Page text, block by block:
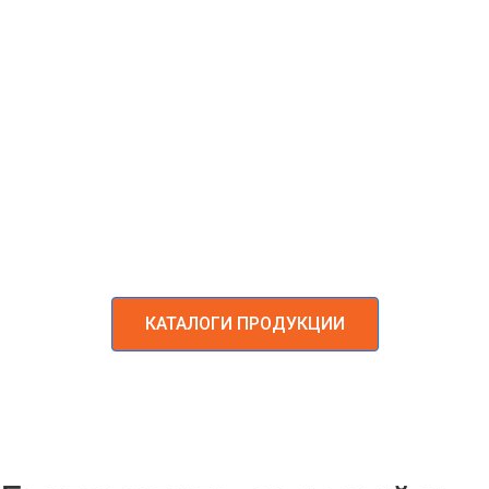
КАТАЛОГИ ПРОДУКЦИИ